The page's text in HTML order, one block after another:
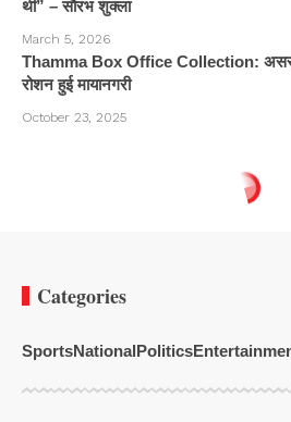
थी” – सौरभ शुक्ला
March 5, 2026
Thamma Box Office Collection:
रोशन हुई मायानगरी
October 23, 2025
Categories
SportsNationalPolitics